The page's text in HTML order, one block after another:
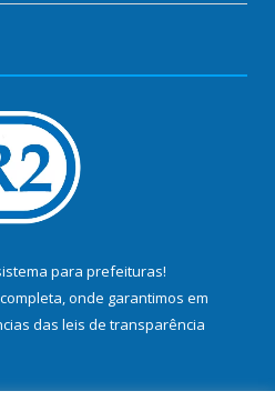
para prefeituras!
completa, onde garantimos em
das leis de transparência